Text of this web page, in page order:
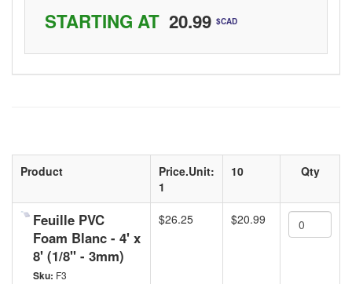
STARTING AT 20.99 $CAD
Product
Price.Unit:
1
10 Qty
Feuille PVC
Foam Blanc - 4' x
8' (1/8" - 3mm)
Sku: F3
$26.25 $20.99